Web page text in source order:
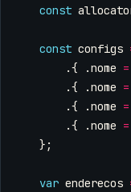
const
const configs
.{
.nome =
.{
.nome =
.{
.nome =
.{
.nome =
};
var enderecos